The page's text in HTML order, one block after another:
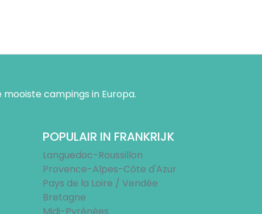
campings in Europa.
POPULAIR IN FRANKRIJK
Languedoc-Roussillon
Provence-Alpes-Côte d'Azur
Pays de la Loire / Vendée
Bretagne